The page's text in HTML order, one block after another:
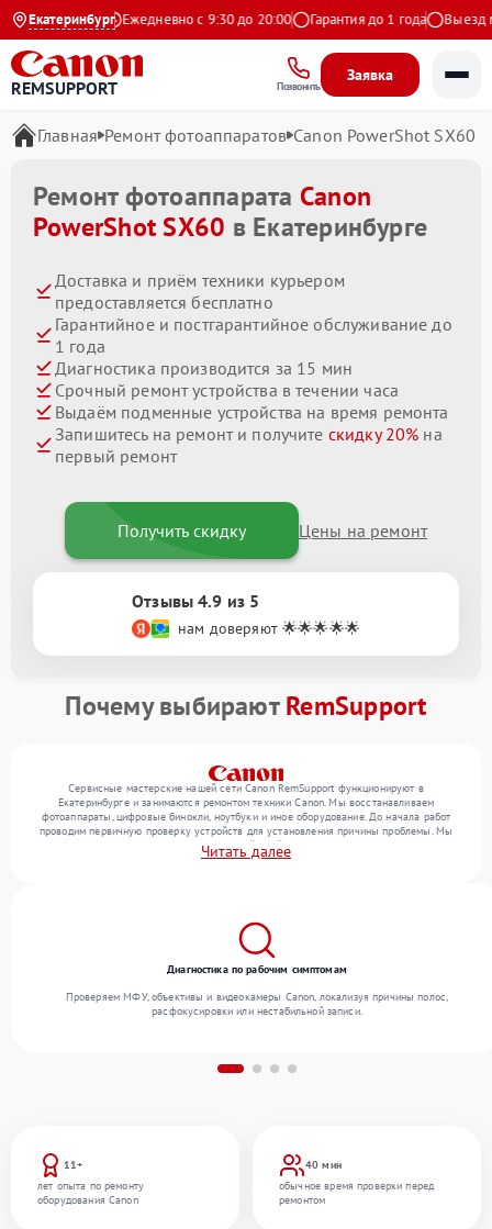
Екатеринбург
на Яндекс Ежедневно с 9:30 до 20:00 Гарантия до 1 года Выезд
REMSUPPORT Позвонить
Заявка
Главная Ремонт фотоаппаратов Canon PowerShot SX60
Ремонт фотоаппарата Canon
PowerShot SX60 в Екатеринбурге
Доставка и приём техники курьером
предоставляется бесплатно
Гарантийное и постгарантийное обслуживание до
1 года
Диагностика производится за 15 мин
Срочный ремонт устройства в течении часа
Выдаём подменные устройства на время ремонта
Запишитесь на ремонт и получите скидку 20% на
первый ремонт
Получить скидку Цены на ремонт
Отзывы 4.9 из 5
нам доверяют 🌟🌟🌟🌟🌟
Почему выбираютRemSupport
Сервисные мастерские нашей сети Canon RemSupport функционируют в
Екатеринбурге и занимаются ремонтом техники Canon. Мы восстанавливаем
фотоаппараты, цифровые бинокли, ноутбуки и иное оборудование. До начала работ
проводим первичную проверку устройств для установления причины проблемы. Мы
уточняем с посетителем набор нужных действий и их цену, лишь потом выполняем
восстановление с заменой запчастей по необходимости. В конце подтверждаем
Читать далее
11+
лет опыта по ремонту
оборудования Canon
40 мин
обычное время проверки перед
ремонтом
Диагностика по рабочим симптомам
Проверяем МФУ, объективы и видеокамеры Canon, локализуя причины полос,
расфокусировки или нестабильной записи.